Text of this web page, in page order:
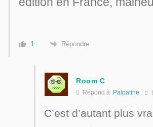
1 Répondre
Room C
Répond à Palpatine
C’est d’autant plus